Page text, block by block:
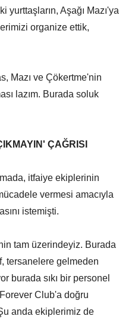
yurttaşların, Aşağı Mazı'ya
organize ettik,
Mazı ve Çökertme'nin
lazım. Burada soluk
ÇAĞRISI
itfaiye ekiplerinin
vermesi amacıyla
istemişti.
tam üzerindeyiz. Burada
tersanelere gelmeden
burada sıkı bir personel
Club'a doğru
anda ekiplerimiz de